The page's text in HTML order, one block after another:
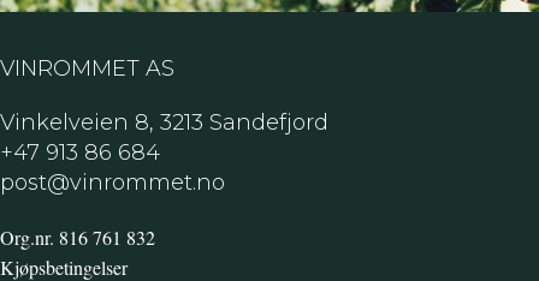
VINROMMET AS
Vinkelveien 8, 3213 Sandefjord
+47 913 86 684
post@vinrommet.no
Org.nr. 816 761 832
Kjøpsbetingelser